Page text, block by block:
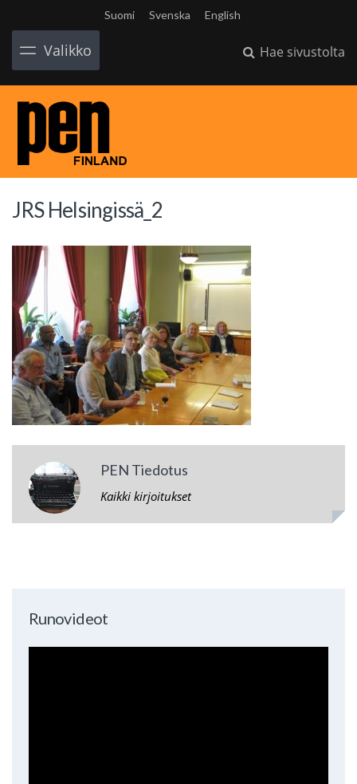
Suomi Svenska English
Valikko Hae sivustolta
JRS Helsingissä_2
PEN Tiedotus
Kaikki kirjoitukset
Runovideot